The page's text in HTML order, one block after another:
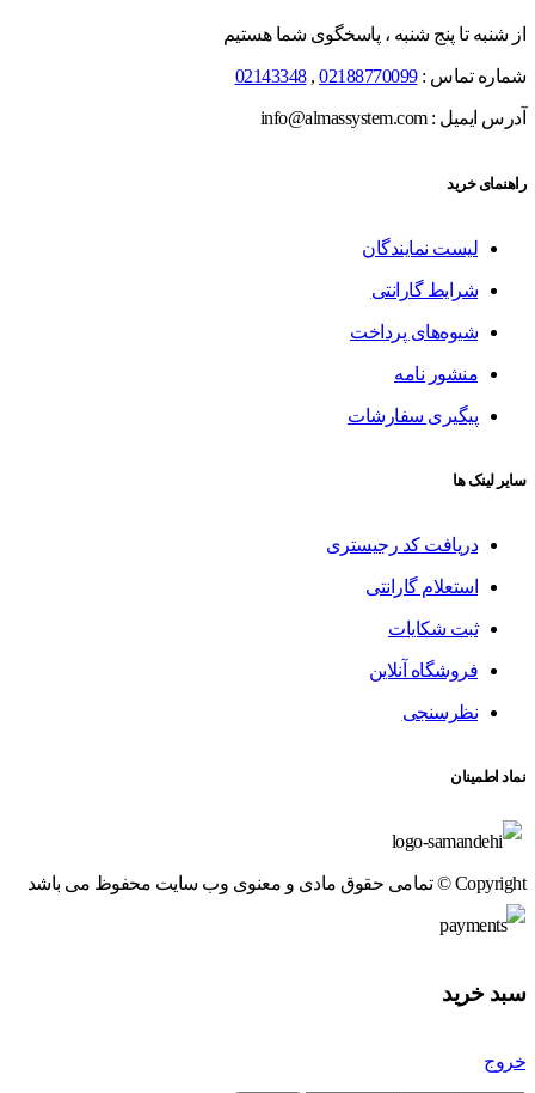
از شنبه تا پنج شنبه ، پاسخگوی شما هستیم
شماره تماس :02188770099
,
02143348
آدرس ایمیل : info@almassystem.com
راهنمای خرید
لیست نمایندگان
شرایط گارانتی
شیوه‌های پرداخت
منشور نامه
پیگیری سفارشات
سایر لینک ها
دریافت کد رجیستری
استعلام گارانتی
ثبت شکایات
فروشگاه آنلاین
نظرسنجی
نماد اطمینان
Copyright © تمامی حقوق مادی و معنوی وب سایت محفوظ می باشد
سبد خرید
خروج